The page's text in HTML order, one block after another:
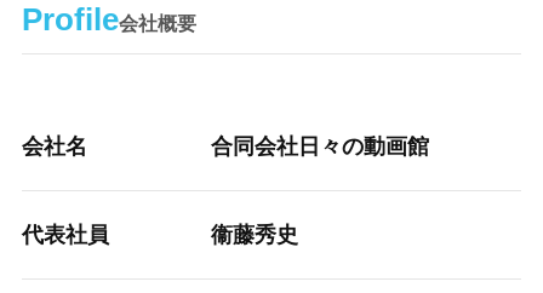
Profile会社概要
会社名 合同会社日々の動画館
代表社員 衞藤秀史